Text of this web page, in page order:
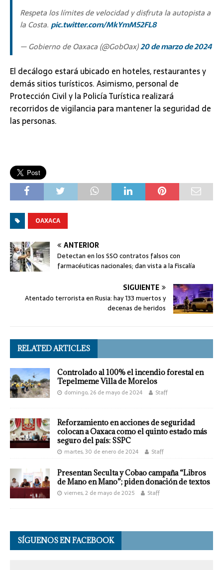
Respeta los límites de velocidad y disfruta la autopista a
la Costa. pic.twitter.com/MkYmM52FL8
— Gobierno de Oaxaca (@GobOax)20 de marzo de 2024
El decálogo estará ubicado en hoteles, restaurantes y
demás sitios turísticos. Asimismo, personal de
Protección Civil y la Policía Turística realizará
recorridos de vigilancia para mantener la seguridad de
las personas.
OAXACA
ANTERIOR
Detectan en los SSO contratos falsos con
farmacéuticas nacionales; dan vista a la Fiscalía
SIGUIENTE
Atentado terrorista en Rusia: hay 133 muertos y
decenas de heridos
RELATED ARTICLES
Controlado al 100% el incendio forestal en
Tepelmeme Villa de Morelos
domingo, 26 de mayo de 2024 Staff
Reforzamiento en acciones de seguridad
colocan a Oaxaca como el quinto estado más
seguro del país: SSPC
martes, 30 de enero de 2024 Staff
Presentan Seculta y Cobao campaña “Libros
de Mano en Mano”; piden donación de textos
viernes, 2 de mayo de 2025 Staff
SÍGUENOS EN FACEBOOK